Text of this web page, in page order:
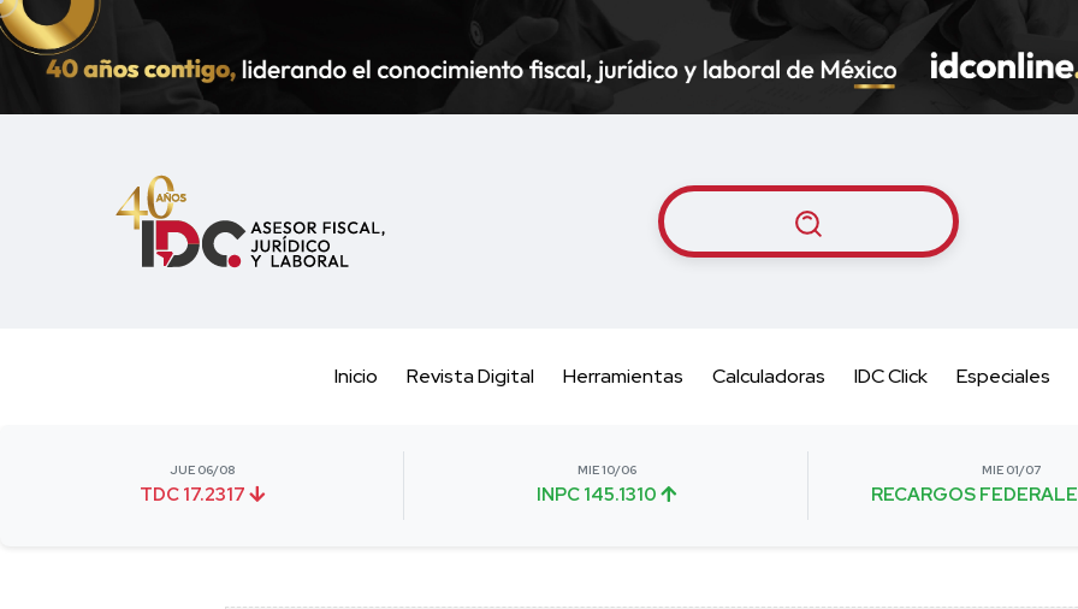
Inicio Revista Digital Herramientas Calculadoras IDC Click Especiales
JUE 06/08
TDC 17.2317
MIE 10/06
INPC 145.1310
MIE 01/07
RECARGOS